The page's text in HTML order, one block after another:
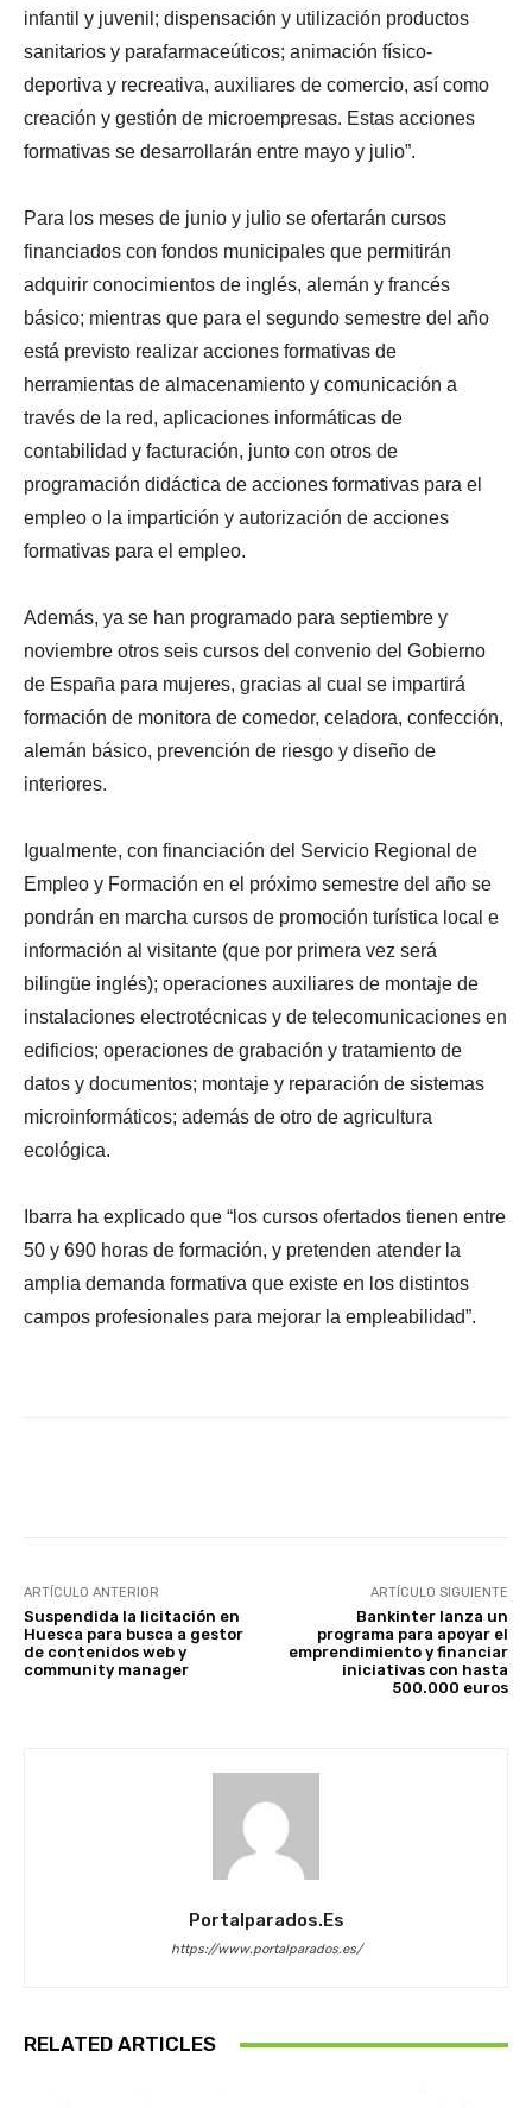
infantil y juvenil; dispensación y utilización productos
sanitarios y parafarmaceúticos; animación físico-
deportiva y recreativa, auxiliares de comercio, así como
creación y gestión de microempresas. Estas acciones
formativas se desarrollarán entre mayo y julio”.
Para los meses de junio y julio se ofertarán cursos
financiados con fondos municipales que permitirán
adquirir conocimientos de inglés, alemán y francés
básico; mientras que para el segundo semestre del año
está previsto realizar acciones formativas de
herramientas de almacenamiento y comunicación a
través de la red, aplicaciones informáticas de
contabilidad y facturación, junto con otros de
programación didáctica de acciones formativas para el
empleo o la impartición y autorización de acciones
formativas para el empleo.
Además, ya se han programado para septiembre y
noviembre otros seis cursos del convenio del Gobierno
de España para mujeres, gracias al cual se impartirá
formación de monitora de comedor, celadora, confección,
alemán básico, prevención de riesgo y diseño de
interiores.
Igualmente, con financiación del Servicio Regional de
Empleo y Formación en el próximo semestre del año se
pondrán en marcha cursos de promoción turística local e
información al visitante (que por primera vez será
bilingüe inglés); operaciones auxiliares de montaje de
instalaciones electrotécnicas y de telecomunicaciones en
edificios; operaciones de grabación y tratamiento de
datos y documentos; montaje y reparación de sistemas
microinformáticos; además de otro de agricultura
ecológica.
Ibarra ha explicado que “los cursos ofertados tienen entre
50 y 690 horas de formación, y pretenden atender la
amplia demanda formativa que existe en los distintos
campos profesionales para mejorar la empleabilidad”.
ARTÍCULO ANTERIOR
Suspendida la licitación en
Huesca para busca a gestor
de contenidos web y
community manager
ARTÍCULO SIGUIENTE
Bankinter lanza un
programa para apoyar el
emprendimiento y financiar
iniciativas con hasta
500.000 euros
Portalparados.es
https://www.portalparados.es/
RELATED ARTICLES